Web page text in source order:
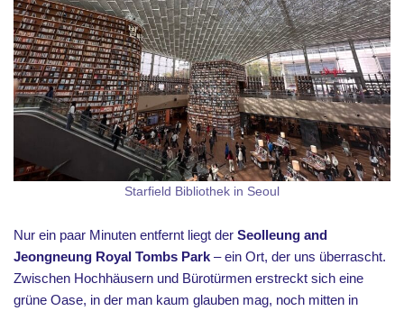
Starfield Bibliothek in Seoul
Nur ein paar Minuten entfernt liegt der Seolleung and
Jeongneung Royal Tombs Park – ein Ort, der uns überrascht.
Zwischen Hochhäusern und Bürotürmen erstreckt sich eine
grüne Oase, in der man kaum glauben mag, noch mitten in